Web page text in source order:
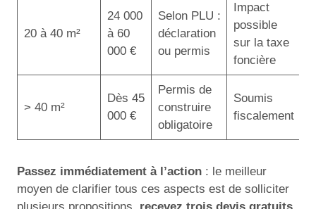
20 à 40 m²
24 000
à 60
000 €
Selon PLU :
déclaration
ou permis
Impact
possible
sur la taxe
foncière
> 40 m²
Dès 45
000 €
Permis de
construire
obligatoire
Soumis
fiscalement
Passez immédiatement à l’action : le meilleur
moyen de clarifier tous ces aspects est de solliciter